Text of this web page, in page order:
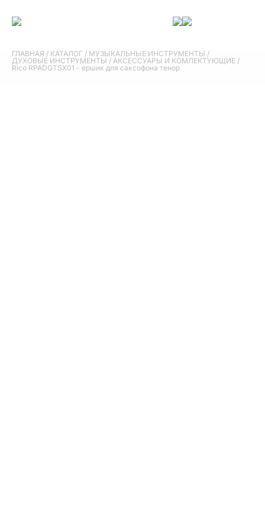
ГЛАВНАЯ / КАТАЛОГ / МУЗЫКАЛЬНЫЕ ИНСТРУМЕНТЫ /
ДУХОВЫЕ ИНСТРУМЕНТЫ / АКСЕССУАРЫ И КОМЛЕКТУЮЩИЕ /
Rico RPADGTSX01 - ершик для саксофона тенор